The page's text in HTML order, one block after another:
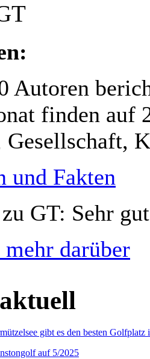
Autoren
finden auf
und Fakten
GT: Sehr
darüber
gibt es den besten
auf 5/2025